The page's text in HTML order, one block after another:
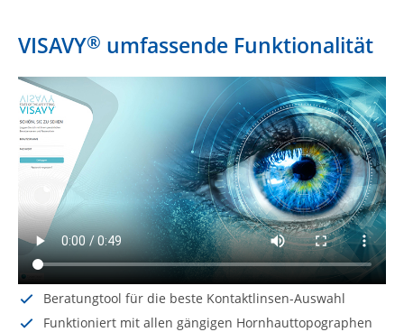
VISAVY® umfassende Funktionalität
Beratungtool für die beste Kontaktlinsen-Auswahl
Funktioniert mit allen gängigen Hornhauttopographen